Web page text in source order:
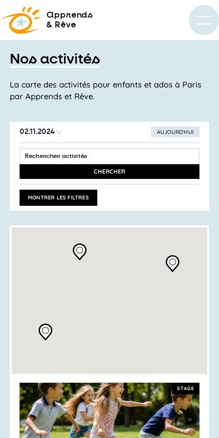
apprends
& Rêve
Nos activités
La carte des activités pour enfants et ados à Paris
par Apprends et Rêve.
AUJOURD’HUI
02.11.2024
LA
DATE
Recherche
et
de
vues
Activités
SAISIR
MOT-
ACTIVITÉS
MOT-
CLÉ.
CHERCHER
MONTRER LES FILTRES
STAGE